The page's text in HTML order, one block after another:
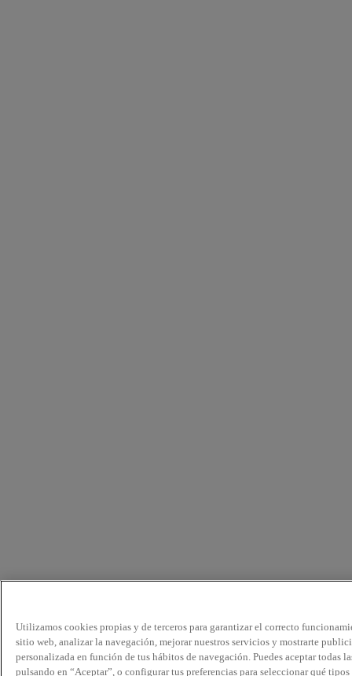
Utilizamos cookies propias y de terceros para garantizar el correcto
sitio web, analizar la navegación, mejorar nuestros servicios y mostrarte
personalizada en función de tus hábitos de navegación. Puedes aceptar todas
pulsando en “Aceptar”, o configurar tus preferencias para seleccionar qué tipos